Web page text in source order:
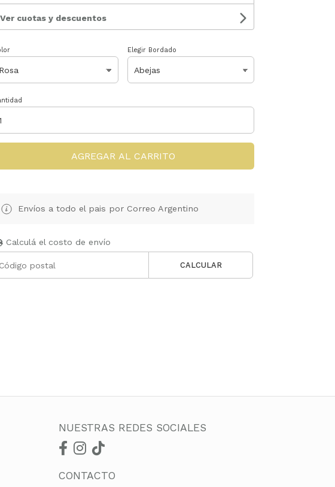
Ver cuotas y descuentos
Elegir Bordado
AGREGAR AL CARRITO
Envíos a todo el pais por Correo Argentino
Calculá el costo de envío
CALCULAR
NUESTRAS REDES SOCIALES
CONTACTO